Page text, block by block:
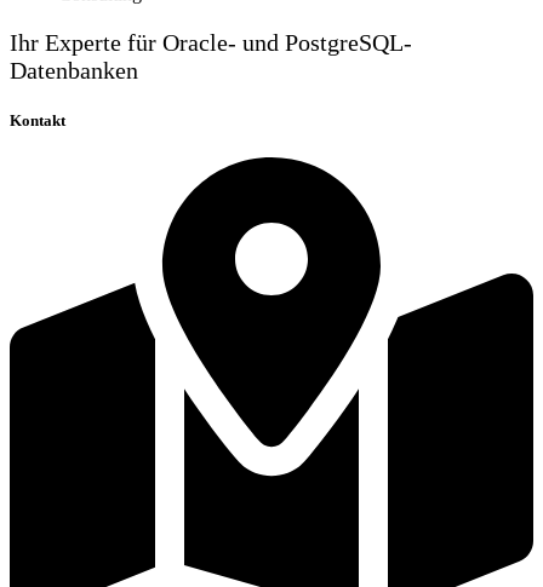
Ihr Experte für Oracle- und PostgreSQL-
Datenbanken
Kontakt